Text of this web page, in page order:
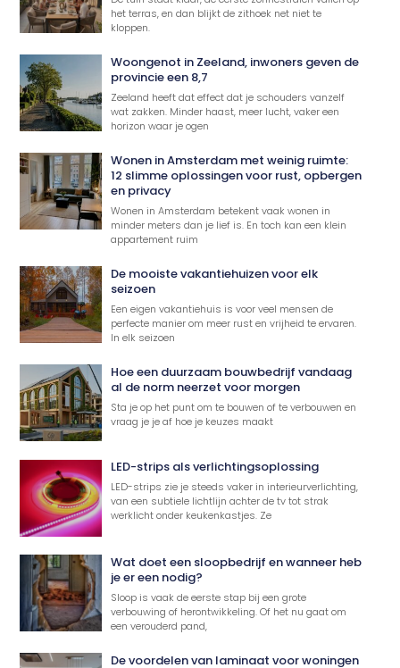
het terras, en dan blijkt de zithoek net niet te
kloppen.
Woongenot in Zeeland, inwoners geven de
provincie een 8,7
Zeeland heeft dat effect dat je schouders vanzelf
wat zakken. Minder haast, meer lucht, vaker een
horizon waar je ogen
Wonen in Amsterdam met weinig ruimte:
12 slimme oplossingen voor rust, opbergen
en privacy
Wonen in Amsterdam betekent vaak wonen in
minder meters dan je lief is. En toch kan een klein
appartement ruim
De mooiste vakantiehuizen voor elk
seizoen
Een eigen vakantiehuis is voor veel mensen de
perfecte manier om meer rust en vrijheid te ervaren.
In elk seizoen
Hoe een duurzaam bouwbedrijf vandaag
al de norm neerzet voor morgen
Sta je op het punt om te bouwen of te verbouwen en
vraag je je af hoe je keuzes maakt
LED-strips als verlichtingsoplossing
LED-strips zie je steeds vaker in interieurverlichting,
van een subtiele lichtlijn achter de tv tot strak
werklicht onder keukenkastjes. Ze
Wat doet een sloopbedrijf en wanneer heb
je er een nodig?
Sloop is vaak de eerste stap bij een grote
verbouwing of herontwikkeling. Of het nu gaat om
een verouderd pand,
De voordelen van laminaat voor woningen